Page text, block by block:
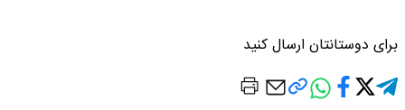
برای دوستانتان ارسال کنید